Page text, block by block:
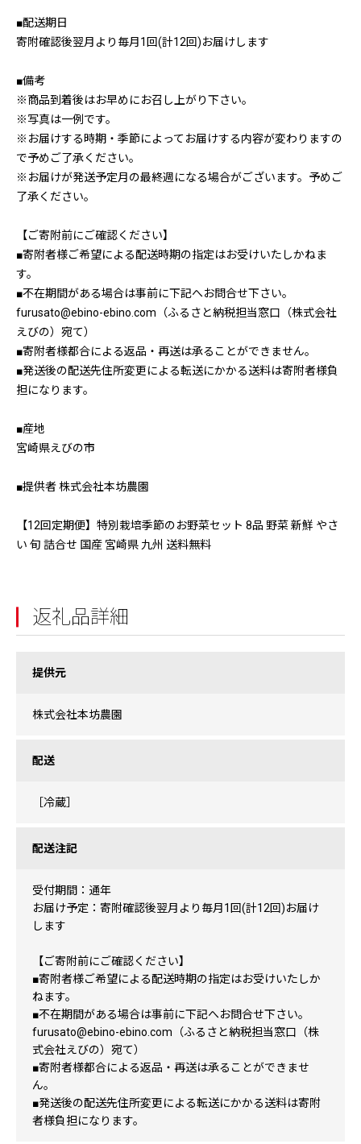
■配送期日
寄附確認後翌月より毎月1回(計12回)お届けします
■備考
※商品到着後はお早めにお召し上がり下さい。
※写真は一例です。
※お届けする時期・季節によってお届けする内容が変わりますの
で予めご了承ください。
※お届けが発送予定月の最終週になる場合がございます。予めご
了承ください。
【ご寄附前にご確認ください】
■寄附者様ご希望による配送時期の指定はお受けいたしかねま
す。
■不在期間がある場合は事前に下記へお問合せ下さい。
furusato@ebino-ebino.com（ふるさと納税担当窓口（株式会社
えびの）宛て）
■寄附者様都合による返品・再送は承ることができません。
■発送後の配送先住所変更による転送にかかる送料は寄附者様負
担になります。
■産地
宮崎県えびの市
■提供者 株式会社本坊農園
【12回定期便】特別栽培季節のお野菜セット 8品 野菜 新鮮 やさ
い 旬 詰合せ 国産 宮崎県 九州 送料無料
返礼品詳細
提供元
株式会社本坊農園
配送
［冷蔵］
配送注記
受付期間：通年
お届け予定：寄附確認後翌月より毎月1回(計12回)お届け
します
【ご寄附前にご確認ください】
■寄附者様ご希望による配送時期の指定はお受けいたしか
ねます。
■不在期間がある場合は事前に下記へお問合せ下さい。
furusato@ebino-ebino.com（ふるさと納税担当窓口（株
式会社えびの）宛て）
■寄附者様都合による返品・再送は承ることができませ
ん。
■発送後の配送先住所変更による転送にかかる送料は寄附
者様負担になります。